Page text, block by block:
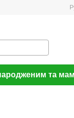
та